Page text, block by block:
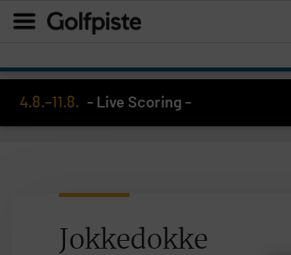
4.8.–11.8. - Live Scoring -
Jokkedokke